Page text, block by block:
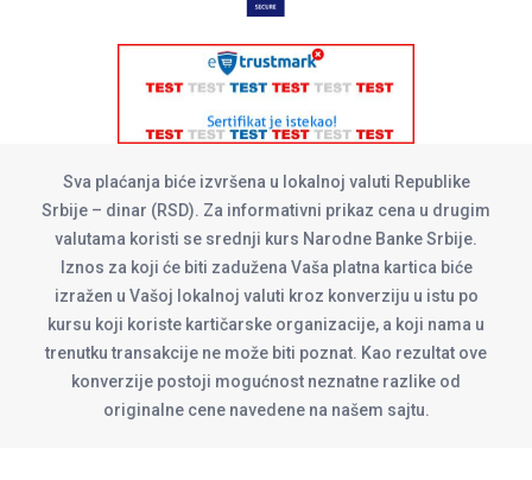
Sva plaćanja biće izvršena u lokalnoj valuti Republike
Srbije – dinar (RSD). Za informativni prikaz cena u drugim
valutama koristi se srednji kurs Narodne Banke Srbije.
Iznos za koji će biti zadužena Vaša platna kartica biće
izražen u Vašoj lokalnoj valuti kroz konverziju u istu po
kursu koji koriste kartičarske organizacije, a koji nama u
trenutku transakcije ne može biti poznat. Kao rezultat ove
konverzije postoji mogućnost neznatne razlike od
originalne cene navedene na našem sajtu.